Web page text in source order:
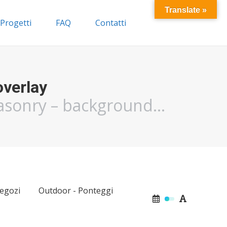
Progetti FAQ Contatti
– background…
Outdoor - Ponteggi
Translate »